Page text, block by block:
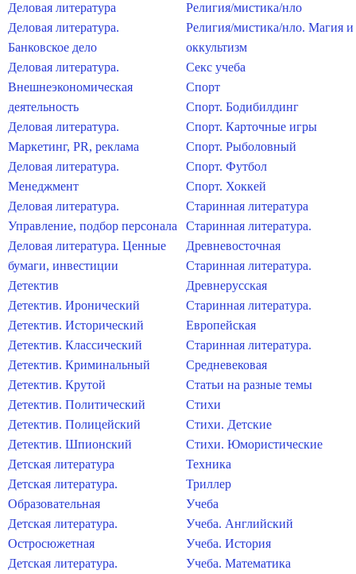
Деловая литература
Деловая литература.
Банковское дело
Деловая литература.
Внешнеэкономическая
деятельность
Деловая литература.
Маркетинг, PR, реклама
Деловая литература.
Менеджмент
Деловая литература.
Управление, подбор персонала
Деловая литература. Ценные
бумаги, инвестиции
Детектив
Детектив. Иронический
Детектив. Исторический
Детектив. Классический
Детектив. Криминальный
Детектив. Крутой
Детектив. Политический
Детектив. Полицейский
Детектив. Шпионский
Детская литература
Детская литература.
Образовательная
Детская литература.
Остросюжетная
Детская литература.
Религия/мистика/нло
Религия/мистика/нло. Магия и
оккультизм
Секс учеба
Спорт
Спорт. Бодибилдинг
Спорт. Карточные игры
Спорт. Рыболовный
Спорт. Футбол
Спорт. Хоккей
Старинная литература
Старинная литература.
Древневосточная
Старинная литература.
Древнерусская
Старинная литература.
Европейская
Старинная литература.
Средневековая
Статьи на разные темы
Стихи
Стихи. Детские
Стихи. Юмористические
Техника
Триллер
Учеба
Учеба. Английский
Учеба. История
Учеба. Математика